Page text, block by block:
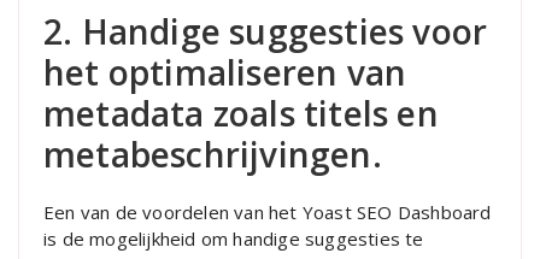
2. Handige suggesties voor
het optimaliseren van
metadata zoals titels en
metabeschrijvingen.
Een van de voordelen van het Yoast SEO Dashboard
is de mogelijkheid om handige suggesties te